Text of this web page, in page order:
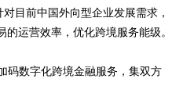
对目前中国外向型企业发展需求，
运营效率，优化跨境服务能级。
码数字化跨境金融服务，集双方